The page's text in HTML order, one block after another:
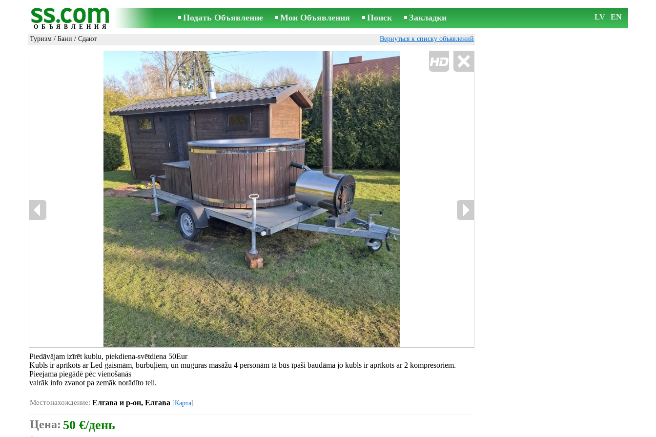
ОБЪЯВЛЕНИЯ
Подать Объявление Мои Объявления Поиск Закладки LV EN
Туризм / Бани / Сдают Вернуться к списку объявлений
Piedāvājam izīrēt kublu, piekdiena-svētdiena 50Eur
Kubls ir aprīkots ar Led gaismām, burbuļiem, un muguras masāžu 4 personām tā būs īpaši baudāma jo kubls ir aprīkots ar 2 kompresoriem.
Pieejama piegādē pēc vienošanās
vairāk info zvanot pa zemāk norādīto tell.
Местонахождение: Елгава и р-он, Елгава [Карта]
Цена: 50 €/день